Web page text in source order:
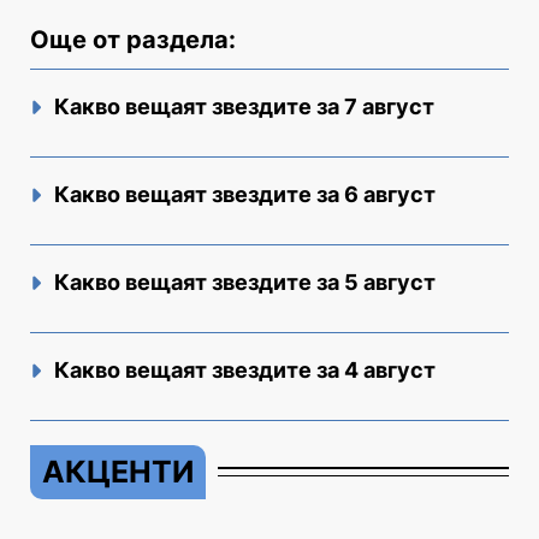
Още от раздела:
Какво вещаят звездите за 7 август
Какво вещаят звездите за 6 август
Какво вещаят звездите за 5 август
Какво вещаят звездите за 4 август
АКЦЕНТИ